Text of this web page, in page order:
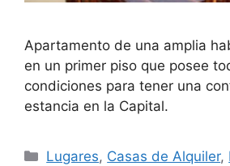
Apartamento de una amplia
en un primer piso que posee
condiciones para tener una
estancia en la Capital.
Categories
Lugares, Casas de Alquiler,